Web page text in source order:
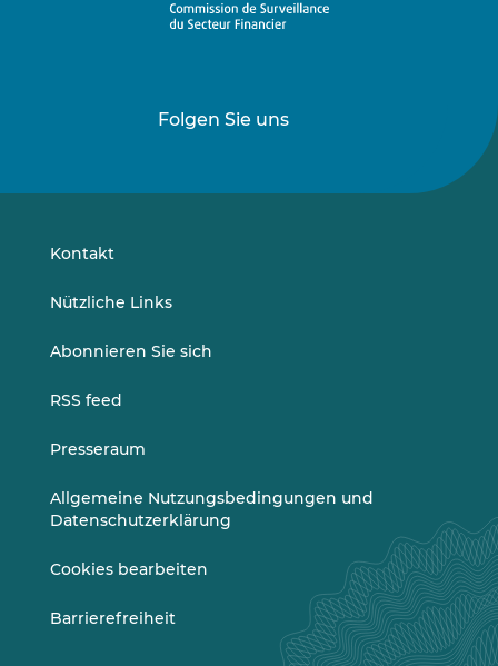
Folgen Sie uns
uns
uns
Kontakt
Nützliche Links
Abonnieren Sie sich
RSS feed
Presseraum
Allgemeine Nutzungsbedingungen und
Datenschutzerklärung
Cookies bearbeiten
Barrierefreiheit